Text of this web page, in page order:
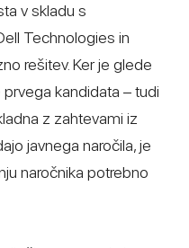
v skladu s
Technologies in
rešitev. Ker je glede
kandidata – tudi
z zahtevami iz
javnega naročila, je
naročnika potrebno